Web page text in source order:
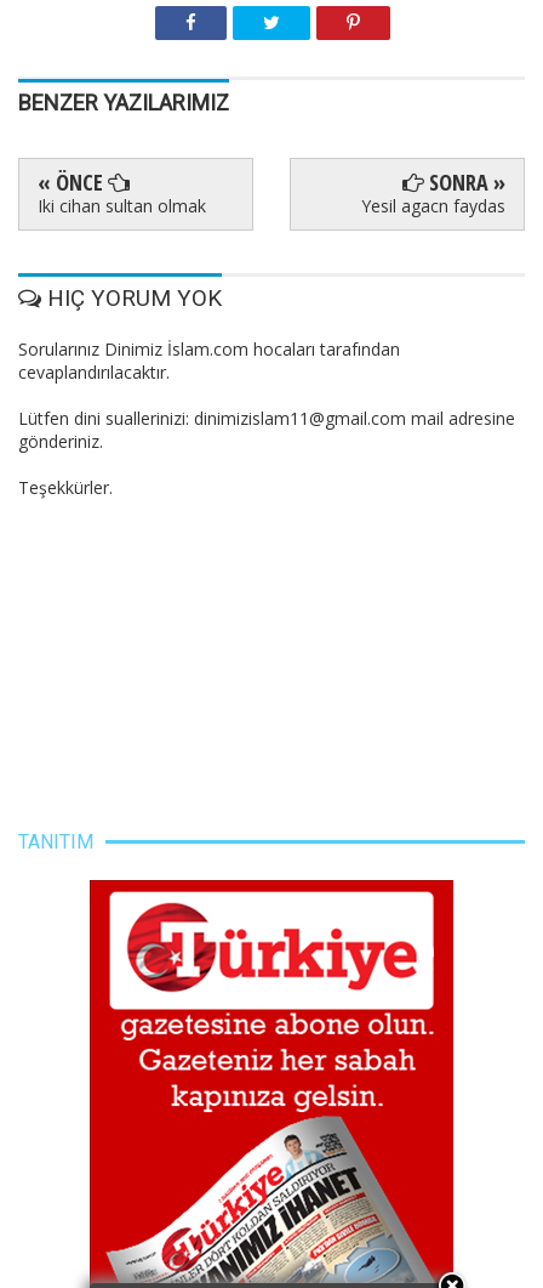
BENZER YAZILARIMIZ
« ÖNCE
Iki cihan sultan olmak
SONRA »
Yesil agacn faydas
HIÇ YORUM YOK
Sorularınız Dinimiz İslam.com hocaları tarafından
cevaplandırılacaktır.
Lütfen dini suallerinizi: dinimizislam11@gmail.com mail adresine
gönderiniz.
Teşekkürler.
TANITIM